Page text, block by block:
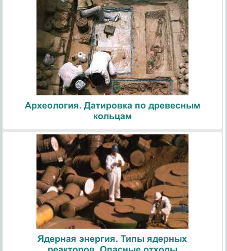
Археология. Датировка по древесным
кольцам
Ядерная энергия. Типы ядерных